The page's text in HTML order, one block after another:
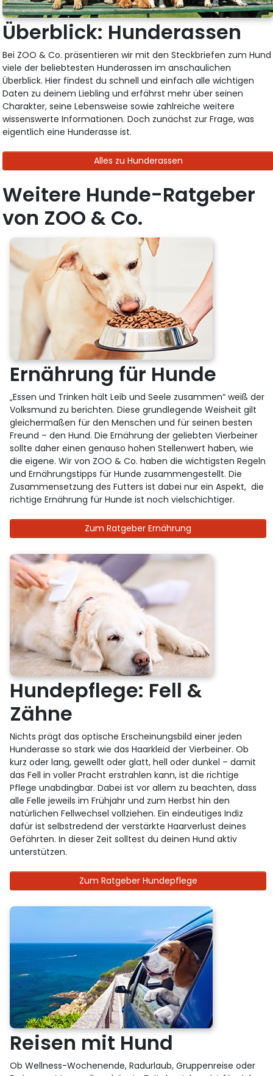
Überblick: Hunderassen
Bei ZOO & Co. präsentieren wir mit den Steckbriefen zum Hund
viele der beliebtesten Hunderassen im anschaulichen
Überblick. Hier findest du schnell und einfach alle wichtigen
Daten zu deinem Liebling und erfährst mehr über seinen
Charakter, seine Lebensweise sowie zahlreiche weitere
wissenswerte Informationen. Doch zunächst zur Frage, was
eigentlich eine Hunderasse ist.
Alles zu Hunderassen
Weitere Hunde-Ratgeber
von ZOO & Co.
Ernährung für Hunde
„Essen und Trinken hält Leib und Seele zusammen“ weiß der
Volksmund zu berichten. Diese grundlegende Weisheit gilt
gleichermaßen für den Menschen und für seinen besten
Freund – den Hund. Die Ernährung der geliebten Vierbeiner
sollte daher einen genauso hohen Stellenwert haben, wie
die eigene. Wir von ZOO & Co. haben die wichtigsten Regeln
und Ernährungstipps für Hunde zusammengestellt. Die
Zusammensetzung des Futters ist dabei nur ein Aspekt, die
richtige Ernährung für Hunde ist noch vielschichtiger.
Zum Ratgeber Ernährung
Hundepflege: Fell &
Zähne
Nichts prägt das optische Erscheinungsbild einer jeden
Hunderasse so stark wie das Haarkleid der Vierbeiner. Ob
kurz oder lang, gewellt oder glatt, hell oder dunkel – damit
das Fell in voller Pracht erstrahlen kann, ist die richtige
Pflege unabdingbar. Dabei ist vor allem zu beachten, dass
alle Felle jeweils im Frühjahr und zum Herbst hin den
natürlichen Fellwechsel vollziehen. Ein eindeutiges Indiz
dafür ist selbstredend der verstärkte Haarverlust deines
Gefährten. In dieser Zeit solltest du deinen Hund aktiv
unterstützen.
Zum Ratgeber Hundepflege
Reisen mit Hund
Ob Wellness-Wochenende, Radurlaub, Gruppenreise oder